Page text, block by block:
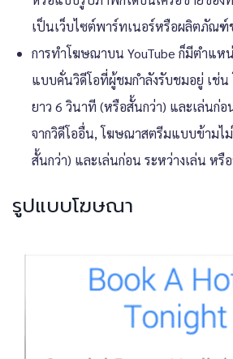
เป็นเว็บไซต์พาร์ทเนอร์หรือผลิตภัณฑ์
การทำโฆษณาบน YouTube ก็มีตำแห
แบบคั่นวิดีโอที่ผู้ชมกำลังรับชมอยู่ เช่
ยาว 6 วินาที (หรือสั้นกว่า) และเล่นก่อ
จากวิดีโออื่น, โฆษณาสตรีมแบบข้ามไ
สั้นกว่า) และเล่นก่อน ระหว่างเล่น หรื
รูปแบบโฆษณา